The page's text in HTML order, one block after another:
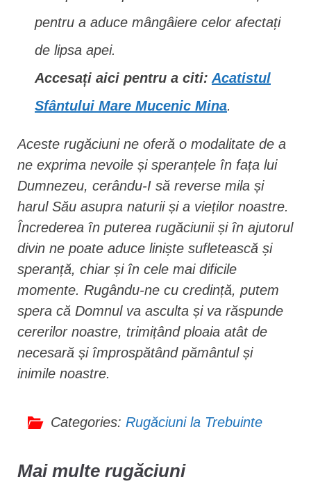
pentru a aduce mângâiere celor afectați
de lipsa apei.
Accesați aici pentru a citi: Acatistul
Sfântului Mare Mucenic Mina.
Aceste rugăciuni ne oferă o modalitate de a
ne exprima nevoile și speranțele în fața lui
Dumnezeu, cerându-I să reverse mila și
harul Său asupra naturii și a vieților noastre.
Încrederea în puterea rugăciunii și în ajutorul
divin ne poate aduce liniște sufletească și
speranță, chiar și în cele mai dificile
momente. Rugându-ne cu credință, putem
spera că Domnul va asculta și va răspunde
cererilor noastre, trimițând ploaia atât de
necesară și împrospătând pământul și
inimile noastre.
Categories: Rugăciuni la Trebuinte
Mai multe rugăciuni